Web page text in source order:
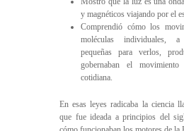
y magnéticos viajando por el
Comprendió cómo los
moléculas individuales, a
pequeñas para verlos,
gobernaban el
cotidiana.
En esas leyes radicaba la ciencia
que fue ideada a principios del